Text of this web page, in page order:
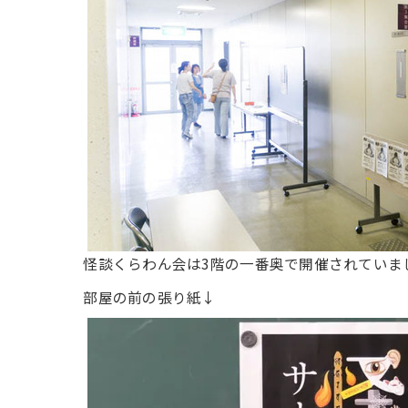
怪談くらわん会は3階の一番奥で開催されていま
部屋の前の張り紙↓